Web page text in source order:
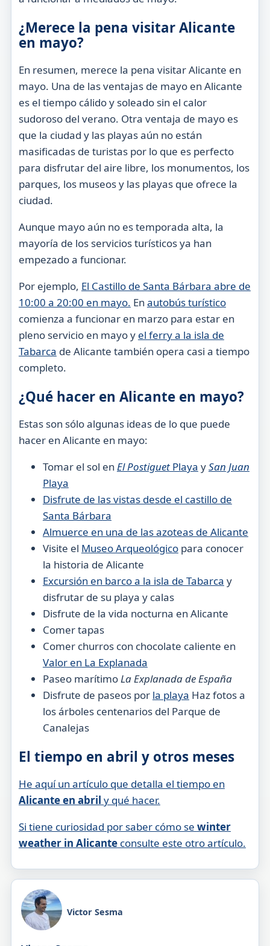
¿Merece la pena visitar Alicante
en mayo?
En resumen, merece la pena visitar Alicante en
mayo. Una de las ventajas de mayo en Alicante
es el tiempo cálido y soleado sin el calor
sudoroso del verano. Otra ventaja de mayo es
que la ciudad y las playas aún no están
masificadas de turistas por lo que es perfecto
para disfrutar del aire libre, los monumentos, los
parques, los museos y las playas que ofrece la
ciudad.
Aunque mayo aún no es temporada alta, la
mayoría de los servicios turísticos ya han
empezado a funcionar.
Por ejemplo, El Castillo de Santa Bárbara abre de
10:00 a 20:00 en mayo. En autobús turístico
comienza a funcionar en marzo para estar en
pleno servicio en mayo y el ferry a la isla de
Tabarca de Alicante también opera casi a tiempo
completo.
¿Qué hacer en Alicante en mayo?
Estas son sólo algunas ideas de lo que puede
hacer en Alicante en mayo:
Tomar el sol en El PostiguetPlaya ySan Juan
Playa
Disfrute de las vistas desde el castillo de
Santa Bárbara
Almuerce en una de las azoteas de Alicante
Visite el Museo Arqueológicopara conocer
la historia de Alicante
Excursión en barco a la isla de Tabarca y
disfrutar de su playa y calas
Disfrute de la vida nocturna en Alicante
Comer tapas
Comer churros con chocolate caliente en
Valor en La Explanada
Paseo marítimoLa Explanada de España
Disfrute de paseos por la playa Haz fotos a
los árboles centenarios del Parque de
Canalejas
El tiempo en abril y otros meses
He aquí un artículo que detalla el tiempo en
Alicante en abril y qué hacer.
Si tiene curiosidad por saber cómo se winter
weather in Alicanteconsulte este otro artículo.
Victor Sesma